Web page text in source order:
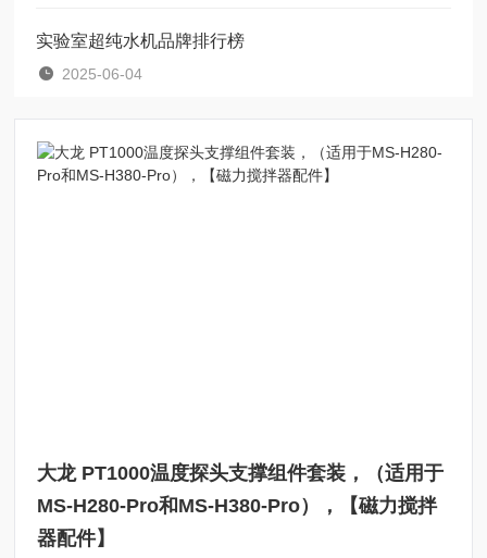
实验室超纯水机品牌排行榜
2025-06-04
大龙 PT1000温度探头支撑组件套装，（适用于
MS-H280-Pro和MS-H380-Pro），【磁力搅拌
器配件】